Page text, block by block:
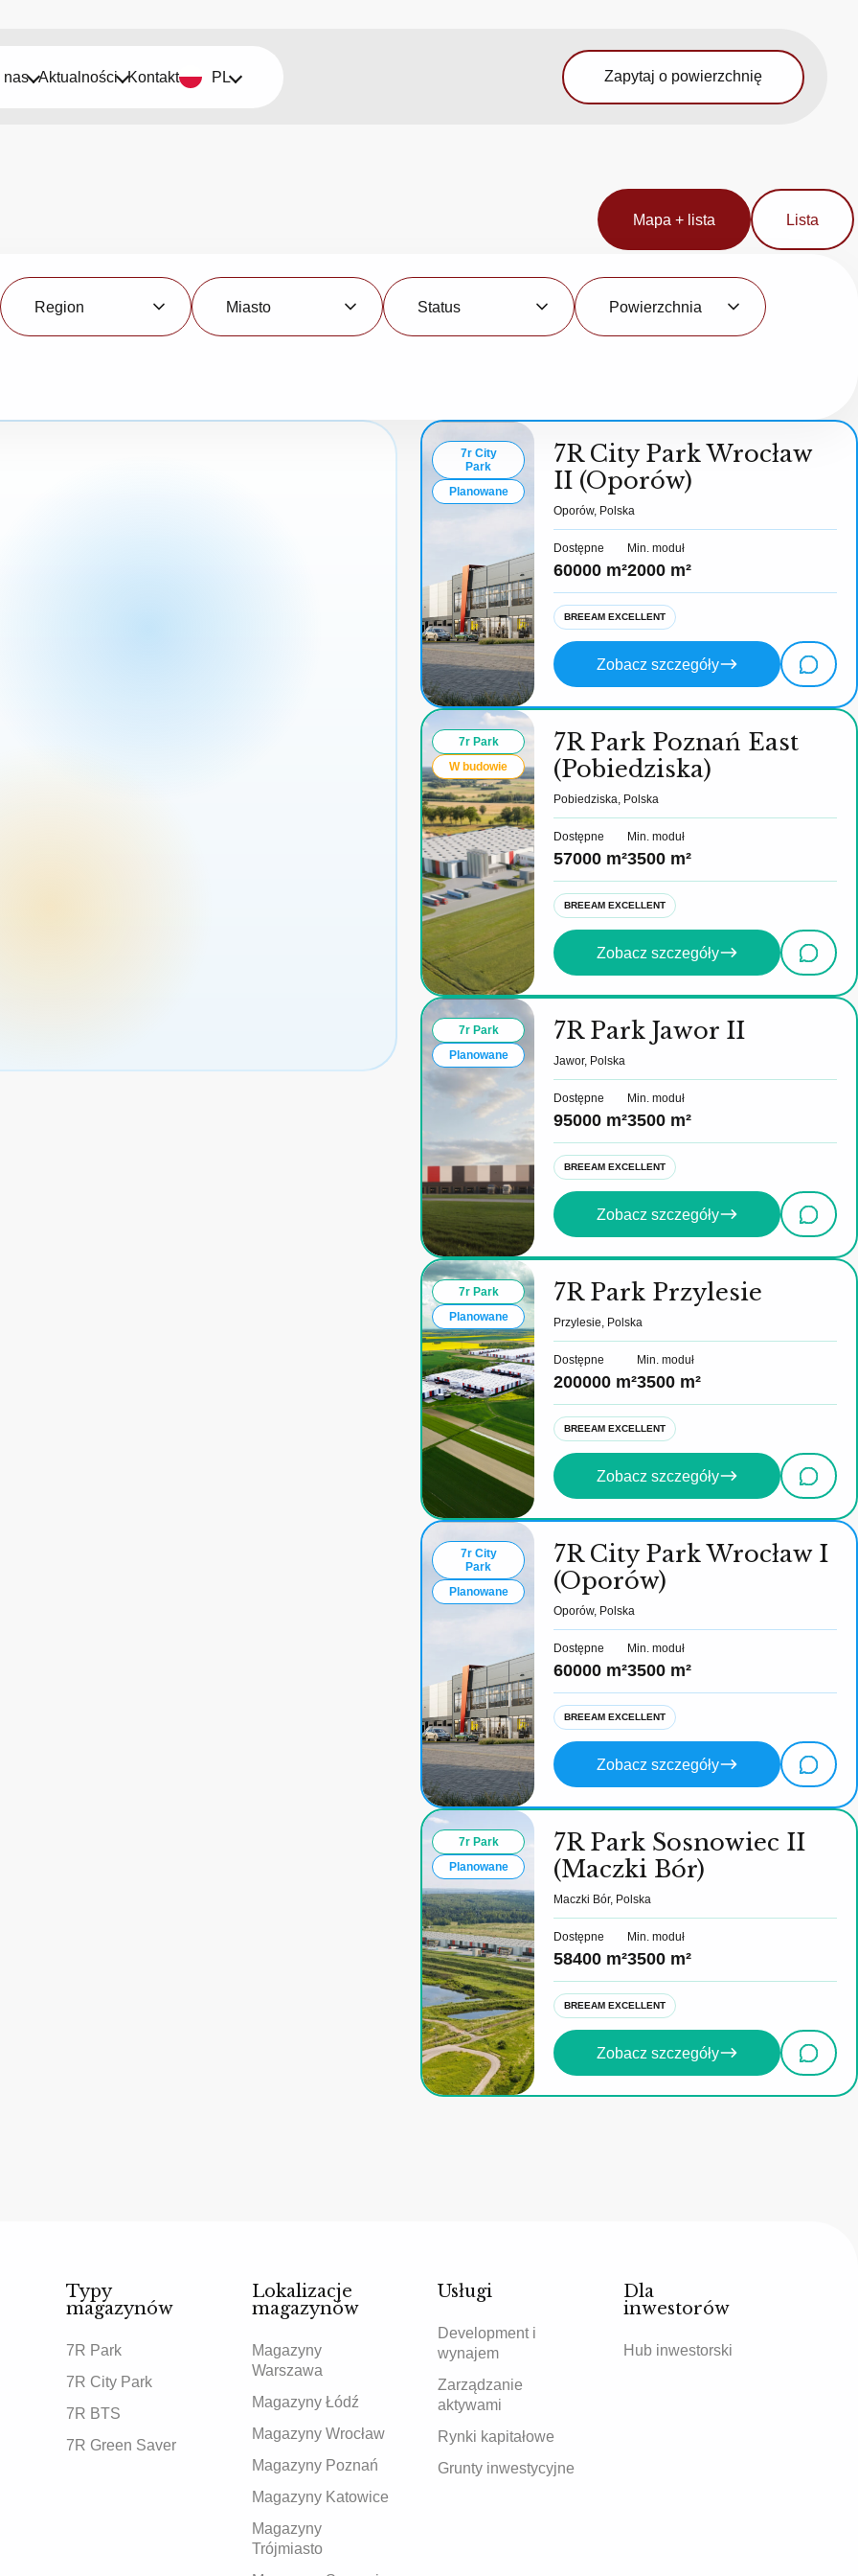
nas Aktualności Kontakt PL Zapytaj o powierzchnię
Mapa + lista Lista
Region
Region
Miasto
Miasto
Status
Status
Powierzchnia
Powierzchnia
7r City
Park
Planowane
7R City Park Wrocław
II (Oporów)
Oporów, Polska
Dostępne
60000 m²
Min. moduł
2000 m²
BREEAM EXCELLENT
Zobacz szczegóły
7r Park
W budowie
7R Park Poznań East
(Pobiedziska)
Pobiedziska, Polska
Dostępne
57000 m²
Min. moduł
3500 m²
BREEAM EXCELLENT
Zobacz szczegóły
7r Park
Planowane
7R Park Jawor II
Jawor, Polska
Dostępne
95000 m²
Min. moduł
3500 m²
BREEAM EXCELLENT
Zobacz szczegóły
7r Park
Planowane
7R Park Przylesie
Przylesie, Polska
Dostępne
200000 m²
Min. moduł
3500 m²
BREEAM EXCELLENT
Zobacz szczegóły
7r City
Park
Planowane
7R City Park Wrocław I
(Oporów)
Oporów, Polska
Dostępne
60000 m²
Min. moduł
3500 m²
BREEAM EXCELLENT
Zobacz szczegóły
7r Park
Planowane
7R Park Sosnowiec II
(Maczki Bór)
Maczki Bór, Polska
Dostępne
58400 m²
Min. moduł
3500 m²
BREEAM EXCELLENT
Zobacz szczegóły
Typy
magazynów
7R Park
7R City Park
7R BTS
7R Green Saver
Lokalizacje
magazynów
Magazyny
Warszawa
Magazyny Łódź
Magazyny Wrocław
Magazyny Poznań
Magazyny Katowice
Magazyny
Trójmiasto
Usługi
Development i
wynajem
Zarządzanie
aktywami
Rynki kapitałowe
Grunty inwestycyjne
Dla
inwestorów
Hub inwestorski